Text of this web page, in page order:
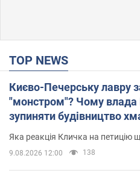
TOP NEWS
Києво-Печерську лавру
"монстром"? Чому влада
зупиняти будівництво
вірянина"
Яка реакція Кличка на петицію
9.08.2026 12:00 138